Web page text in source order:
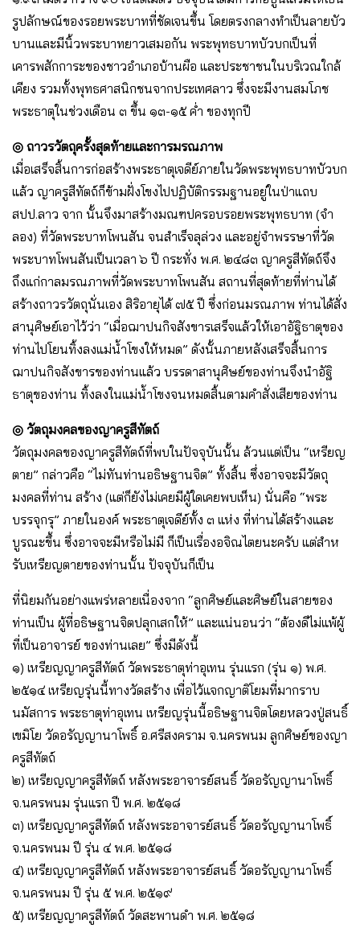
รูปลักษณ์ของรอยพระบาทที่ชัดเจนขึ้น โดยตรงกลางทําเป็นลายบัว
บานและมีนิ้วพระบาทยาวเสมอกัน พระพุทธบาทบัวบกเป็นที่
เคารพสักการะของชาวอําเภอบ้านผือ และประชาชนในบริเวณใกล้
เคียง รวมทั้งพุทธศาสนิกชนจากประเทศลาว ซึ่งจะมีงานสมโภช
พระธาตุในช่วงเดือน ๓ ขึ้น ๑๓-๑๕ ค่ำ ของทุกปี
◎ ถาวรวัตถุครั้งสุดท้ายและการมรณภาพ
เมื่อเสร็จสิ้นการก่อสร้างพระธาตุเจดีย์ภายในวัดพระพุทธบาทบัวบก
แล้ว ญาครูสีทัตถ์ก็ข้ามฝั่งโขงไปปฏิบัติกรรมฐานอยู่ในป่าแถบ
สปป.ลาว จาก นั้นจึงมาสร้างมณฑปครอบรอยพระพุทธบาท (จํา
ลอง) ที่วัดพระบาทโพนสัน จนสําเร็จลุล่วง และอยู่จําพรรษาที่วัด
พระบาทโพนสันเป็นเวลา ๖ ปี กระทั่ง พ.ศ. ๒๔๘๓ ญาครูสีทัตถ์จึง
ถึงแก่กาลมรณภาพที่วัดพระบาทโพนสัน สถานที่สุดท้ายที่ท่านได้
สร้างถาวรวัตถุนั่นเอง สิริอายุได้ ๗๕ ปี ซึ่งก่อนมรณภาพ ท่านได้สั่ง
สานุศิษย์เอาไว้ว่า “เมื่อฌาปนกิจสังขารเสร็จแล้วให้เอาอัฐิธาตุของ
ท่านไปโยนทิ้งลงแม่น้ำโขงให้หมด” ดังนั้นภายหลังเสร็จสิ้นการ
ฌาปนกิจสังขารของท่านแล้ว บรรดาสานุศิษย์ของท่านจึงนําอัฐิ
ธาตุของท่าน ทิ้งลงในแม่น้ำโขงจนหมดสิ้นตามคําสั่งเสียของท่าน
◎ วัตถุมงคลของญาครูสีทัตถ์
วัตถุมงคลของญาครูสีทัตถ์ที่พบในปัจจุบันนั้น ล้วนแต่เป็น “เหรียญ
ตาย” กล่าวคือ “ไม่ทันท่านอธิษฐานจิต” ทั้งสิ้น ซึ่งอาจจะมีวัตถุ
มงคลที่ท่าน สร้าง (แต่ก็ยังไม่เคยมีผู้ใดเคยพบเห็น) นั่นคือ “พระ
บรรจุกรุ” ภายในองค์ พระธาตุเจดีย์ทั้ง ๓ แห่ง ที่ท่านได้สร้างและ
บูรณะขึ้น ซึ่งอาจจะมีหรือไม่มี ก็เป็นเรื่องอจิณไตยนะครับ แต่สําห
รับเหรียญตายของท่านนั้น ปัจจุบันก็เป็น
ที่นิยมกันอย่างแพร่หลายเนื่องจาก “ลูกศิษย์และศิษย์ในสายของ
ท่านเป็น ผู้ที่อธิษฐานจิตปลุกเสกให้” และแน่นอนว่า “ต้องดีไม่แพ้ผู้
ที่เป็นอาจารย์ ของท่านเลย” ซึ่งมีดังนี้
๑) เหรียญญาครูสีทัตถ์ วัดพระธาตุท่าอุเทน รุ่นแรก (รุ่น ๑) พ.ศ.
๒๕๑๔ เหรียญรุ่นนี้ทางวัดสร้าง เพื่อไว้แจกญาติโยมที่มากราบ
นมัสการ พระธาตุท่าอุเทน เหรียญรุ่นนี้อธิษฐานจิตโดยหลวงปู่สนธิ์
เขมิโย วัดอรัญญานาโพธิ์ อ.ศรีสงคราม จ.นครพนม ลูกศิษย์ของญา
ครูสีทัตถ์
๒) เหรียญญาครูสีทัตถ์ หลังพระอาจารย์สนธิ์ วัดอรัญญานาโพธิ์
จ.นครพนม รุ่นแรก ปี พ.ศ. ๒๕๑๘
๓) เหรียญญาครูสีทัตถ์ หลังพระอาจารย์สนธิ์ วัดอรัญญานาโพธิ์
จ.นครพนม ปี รุ่น ๔ พ.ศ. ๒๕๑๘
๔) เหรียญญาครูสีทัตถ์ หลังพระอาจารย์สนธิ์ วัดอรัญญานาโพธิ์
จ.นครพนม ปี รุ่น ๕ พ.ศ. ๒๕๑๙
๕) เหรียญญาครูสีทัตถ์ วัดสะพานดํา พ.ศ. ๒๕๑๘